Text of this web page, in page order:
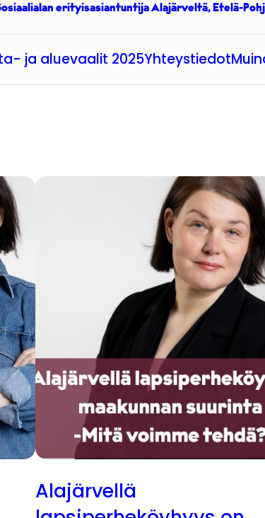
erityisasiantuntija Alajärveltä, Etelä-
ja aluevaalit 2025Yhteystiedot
Alajärvellä